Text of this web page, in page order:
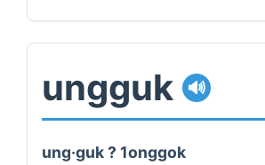
ungguk 🔊
ung·guk ? 1onggok